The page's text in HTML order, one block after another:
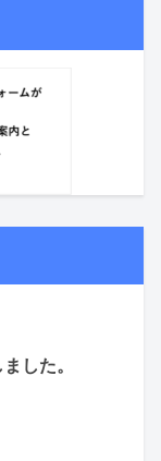
した。